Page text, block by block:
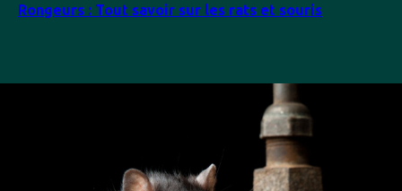
Rongeurs : Tout savoir sur les rats et souris